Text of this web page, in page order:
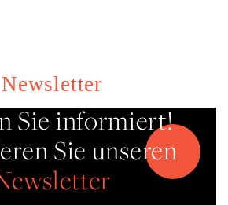
Newsletter
Sie informiert!
Sie unseren